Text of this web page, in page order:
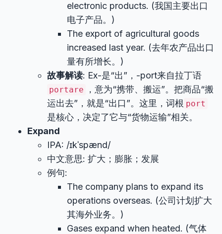
electronic products. (我国主要出口
电子产品。)
The export of agricultural goods
increased last year. (去年农产品出口
量有所增长。)
故事解读: Ex-是“出”，-port来自拉丁语
portare
，意为“携带、搬运”。把商品“搬
运出去”，就是“出口”。这里，词根 port
是核心，决定了它与“货物运输”相关。
Expand
IPA: /ɪkˈspænd/
中文意思: 扩大；膨胀；发展
例句:
The company plans to expand its
operations overseas. (公司计划扩大
其海外业务。)
Gases expand when heated. (气体